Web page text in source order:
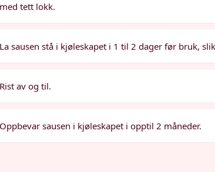
med tett lokk.
La sausen stå i kjøleskapet i 1 til 2 dager før bruk,
Rist av og til.
Oppbevar sausen i kjøleskapet i opptil 2 måneder.